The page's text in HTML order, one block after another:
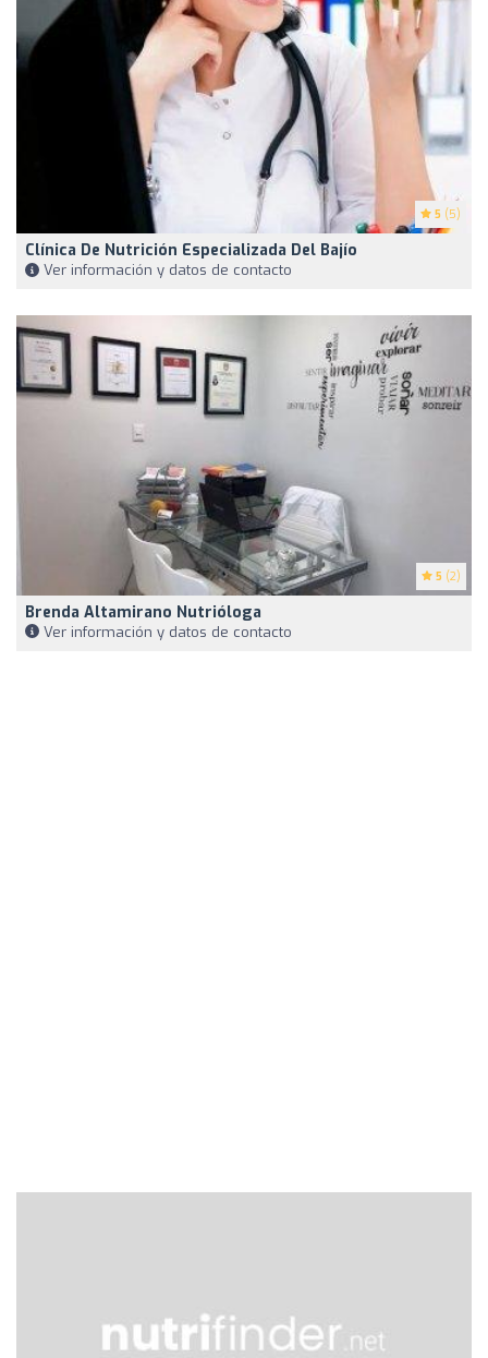
5 (5)
Clínica De Nutrición Especializada Del Bajío
Ver información y datos de contacto
5 (2)
Brenda Altamirano Nutrióloga
Ver información y datos de contacto